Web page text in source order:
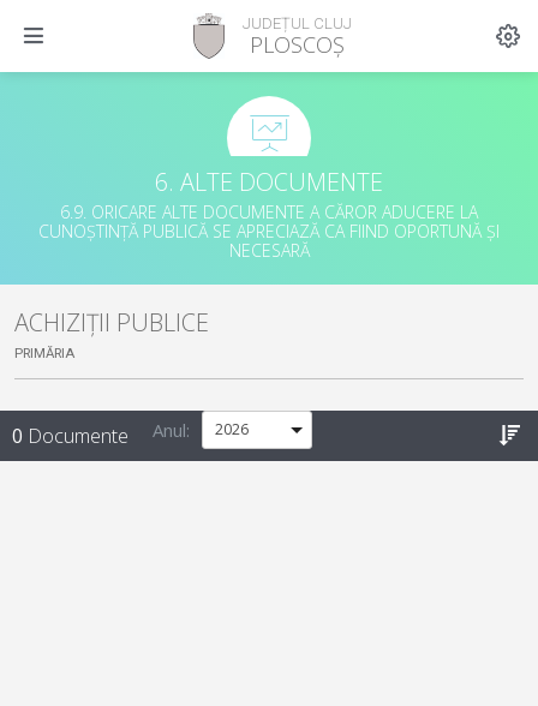
JUDEȚUL CLUJ
PLOSCOȘ
6. ALTE DOCUMENTE
6.9. ORICARE ALTE DOCUMENTE A CĂROR ADUCERE LA
CUNOȘTINȚĂ PUBLICĂ SE APRECIAZĂ CA FIIND OPORTUNĂ ȘI
NECESARĂ
ACHIZIȚII PUBLICE
PRIMĂRIA
0 Documente Anul: